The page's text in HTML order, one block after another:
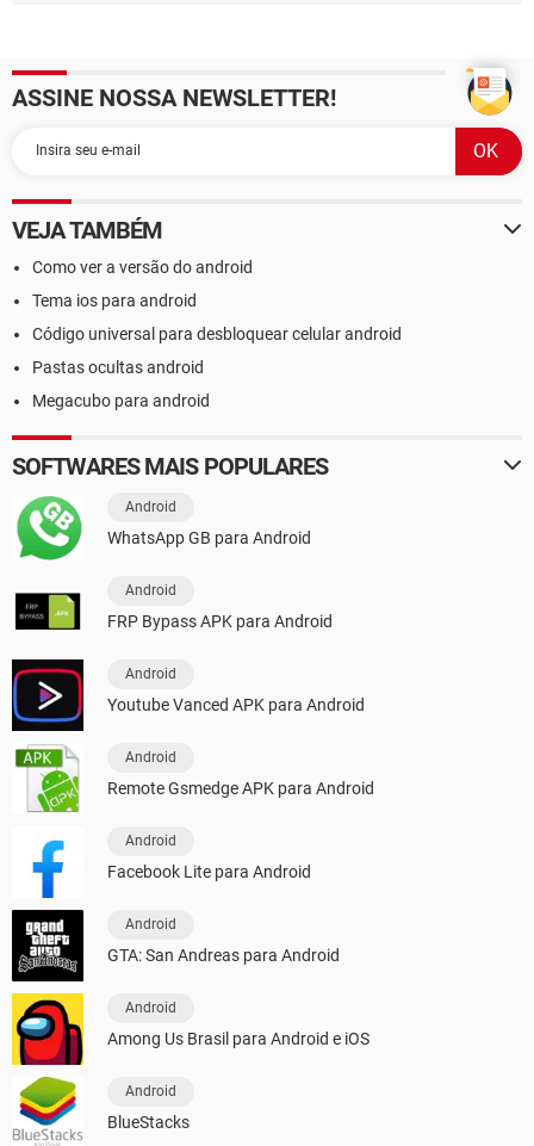
ASSINE NOSSA NEWSLETTER!
VEJA TAMBÉM
Como ver a versão do android
Tema ios para android
Código universal para desbloquear celular android
Pastas ocultas android
Megacubo para android
SOFTWARES MAIS POPULARES
Android
WhatsApp GB para Android
Android
FRP Bypass APK para Android
Android
Youtube Vanced APK para Android
Android
Remote Gsmedge APK para Android
Android
Facebook Lite para Android
Android
GTA: San Andreas para Android
Android
Among Us Brasil para Android e iOS
Android
BlueStacks